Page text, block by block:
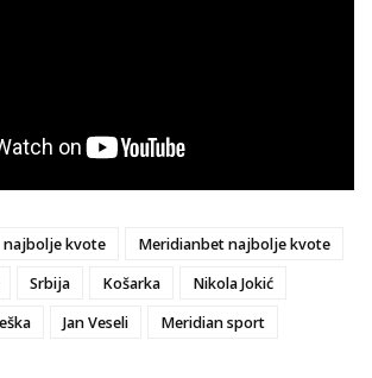
najbolje kvote
Meridianbet najbolje kvote
Srbija Košarka
Nikola Jokić
Jan Veseli Meridian sport